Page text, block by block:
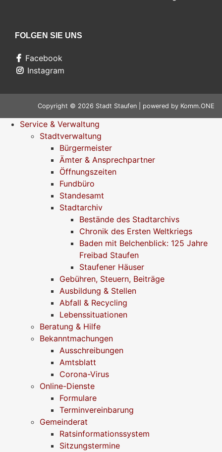
FOLGEN SIE UNS
Facebook
Instagram
Copyright © 2026 Stadt Staufen | powered by Komm.ONE
Service & Verwaltung
Stadtverwaltung
Bürgermeister
Ämter & Ansprechpartner
Öffnungszeiten
Fundbüro
Standesamt
Stadtarchiv
Bestände des Stadtarchivs
Chronik des Ersten Weltkriegs
Baden mit Belchenblick: 125 Jahre
Freibad Staufen
Staufener Häuser
Gebühren, Steuern, Beiträge
Ausbildung & Stellen
Abfall & Recycling
Lebenssituationen
Beratung & Hilfe
Bekanntmachungen
Ausschreibungen
Amtsblatt
Corona-Virus
Online-Dienste
Formulare
Terminvereinbarung
Gemeinderat
Ratsinformationssystem
Sitzungstermine